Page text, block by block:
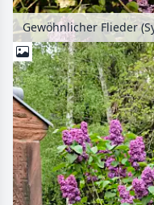
Gewöhnlicher Flieder